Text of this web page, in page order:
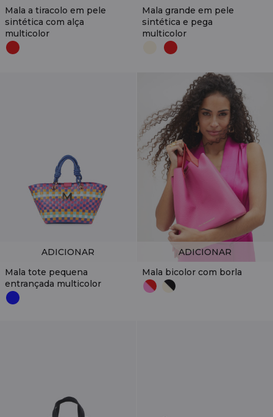
Mala a tiracolo em pele
sintética com alça
multicolor
Mala grande em pele
sintética e pega
multicolor
Mala tote pequena
entrançada multicolor
ADICIONAR
Mala bicolor com borla
ADICIONAR